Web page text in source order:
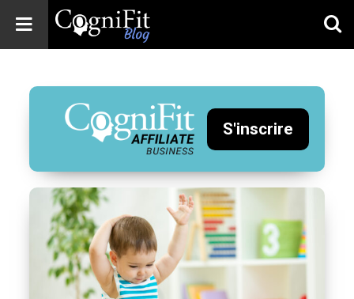
Blog: Brain
Health
News
Brain Training,
Mental Health, and
Wellness
S'inscrire